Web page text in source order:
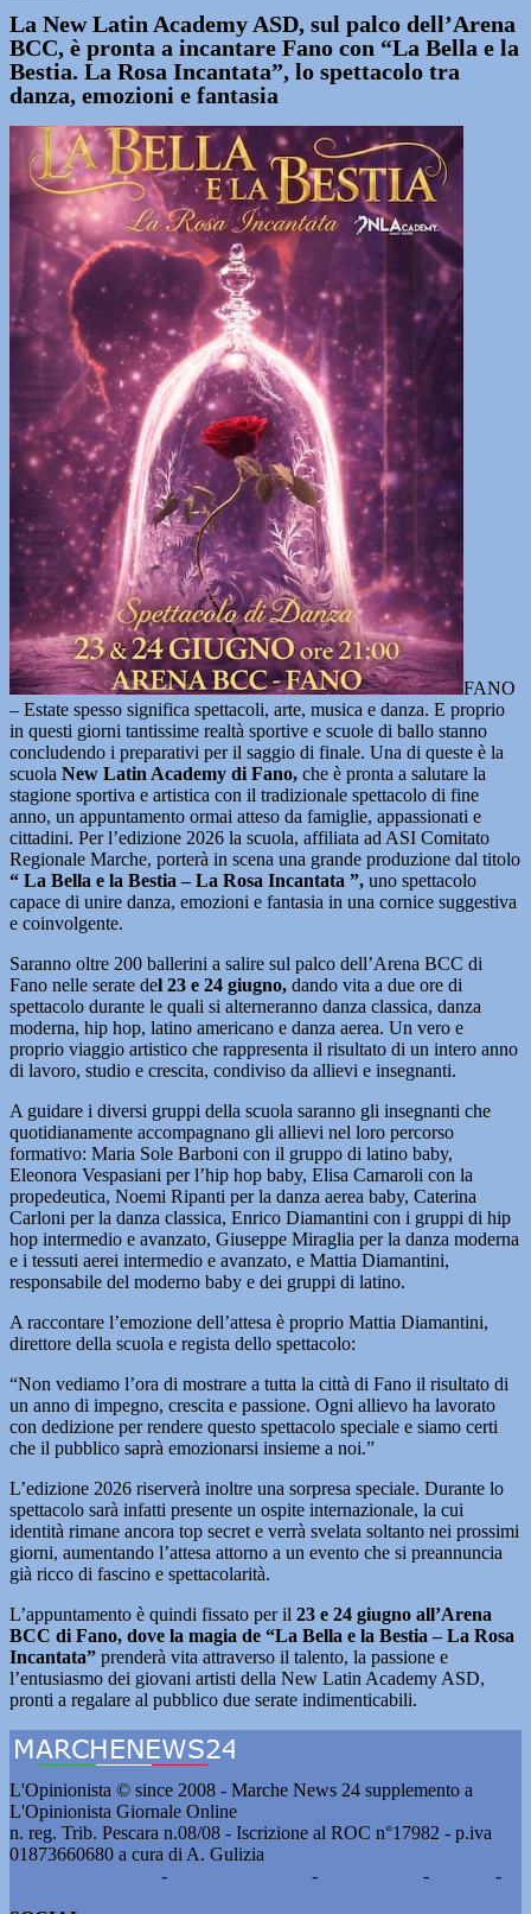
La New Latin Academy ASD, sul palco dell’Arena
BCC, è pronta a incantare Fano con “La Bella e la
Bestia. La Rosa Incantata”, lo spettacolo tra
danza, emozioni e fantasia
FANO
– Estate spesso significa spettacoli, arte, musica e danza. E proprio
in questi giorni tantissime realtà sportive e scuole di ballo stanno
concludendo i preparativi per il saggio di finale. Una di queste è la
scuola New Latin Academy di Fano, che è pronta a salutare la
stagione sportiva e artistica con il tradizionale spettacolo di fine
anno, un appuntamento ormai atteso da famiglie, appassionati e
cittadini. Per l’edizione 2026 la scuola, affiliata ad ASI Comitato
Regionale Marche, porterà in scena una grande produzione dal titolo
“ La Bella e la Bestia – La Rosa Incantata ”, uno spettacolo
capace di unire danza, emozioni e fantasia in una cornice suggestiva
e coinvolgente.
Saranno oltre 200 ballerini a salire sul palco dell’Arena BCC di
Fano nelle serate del 23 e 24 giugno, dando vita a due ore di
spettacolo durante le quali si alterneranno danza classica, danza
moderna, hip hop, latino americano e danza aerea. Un vero e
proprio viaggio artistico che rappresenta il risultato di un intero anno
di lavoro, studio e crescita, condiviso da allievi e insegnanti.
A guidare i diversi gruppi della scuola saranno gli insegnanti che
quotidianamente accompagnano gli allievi nel loro percorso
formativo: Maria Sole Barboni con il gruppo di latino baby,
Eleonora Vespasiani per l’hip hop baby, Elisa Carnaroli con la
propedeutica, Noemi Ripanti per la danza aerea baby, Caterina
Carloni per la danza classica, Enrico Diamantini con i gruppi di hip
hop intermedio e avanzato, Giuseppe Miraglia per la danza moderna
e i tessuti aerei intermedio e avanzato, e Mattia Diamantini,
responsabile del moderno baby e dei gruppi di latino.
A raccontare l’emozione dell’attesa è proprio Mattia Diamantini,
direttore della scuola e regista dello spettacolo:
“Non vediamo l’ora di mostrare a tutta la città di Fano il risultato di
un anno di impegno, crescita e passione. Ogni allievo ha lavorato
con dedizione per rendere questo spettacolo speciale e siamo certi
che il pubblico saprà emozionarsi insieme a noi.”
L’edizione 2026 riserverà inoltre una sorpresa speciale. Durante lo
spettacolo sarà infatti presente un ospite internazionale, la cui
identità rimane ancora top secret e verrà svelata soltanto nei prossimi
giorni, aumentando l’attesa attorno a un evento che si preannuncia
già ricco di fascino e spettacolarità.
L’appuntamento è quindi fissato per il 23 e 24 giugno all’Arena
BCC di Fano, dove la magia de “La Bella e la Bestia – La Rosa
Incantata” prenderà vita attraverso il talento, la passione e
l’entusiasmo dei giovani artisti della New Latin Academy ASD,
pronti a regalare al pubblico due serate indimenticabili.
L'Opinionista © since 2008 - Marche News 24 supplemento a
L'Opinionista Giornale Online
n. reg. Trib. Pescara n.08/08 - Iscrizione al ROC n°17982 - p.iva
01873660680 a cura di A. Gulizia
- - -
-